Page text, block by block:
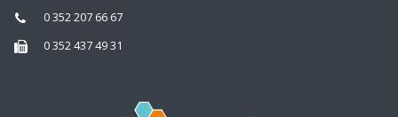
0 352 207 66 67
0 352 437 49 31